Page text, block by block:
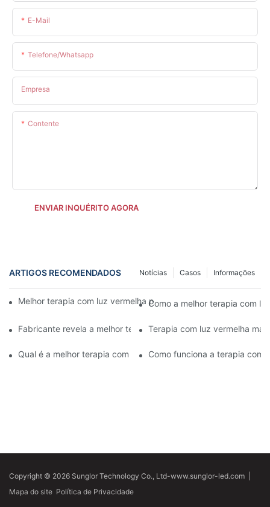
E-Mail
Telefone/whatsapp
Empresa
Contente
ENVIAR INQUÉRITO AGORA
ARTIGOS RECOMENDADOS Informações
Casos
Notícias
Melhor terapia com luz vermelha para o rosto versus peelings
Como a melhor terapia com
Fabricante revela a melhor terapia com luz vermelha para o
Terapia com luz vermelha
Qual é a melhor terapia com luz vermelha para o rosto?
Como funciona a terapia com
Copyright © 2026 Sunglor Technology Co., Ltd-www.sunglor-led.com
Mapa do site Política de Privacidade